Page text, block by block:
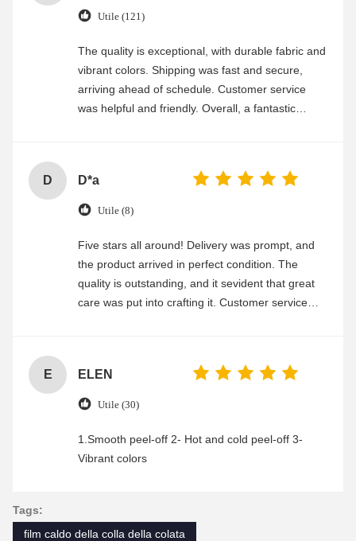
Utile (121)
The quality is exceptional, with durable fabric and
vibrant colors. Shipping was fast and secure,
arriving ahead of schedule. Customer service
was helpful and friendly. Overall, a fantastic
D D*a
Utile (8)
Five stars all around! Delivery was prompt, and
the product arrived in perfect condition. The
quality is outstanding, and it sevident that great
care was put into crafting it. Customer service
E ELEN
Utile (30)
1.Smooth peel-off 2- Hot and cold peel-off 3-
Vibrant colors
Tags:
film caldo della colla della colata